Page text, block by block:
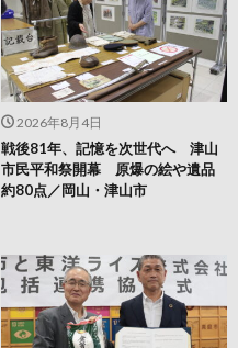
2026年8月4日
戦後81年、記憶を次世代へ 津山
市民平和祭開幕 原爆の絵や遺品
約80点／岡山・津山市